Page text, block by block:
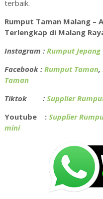
terbaik.
Rumput Taman Malang –
Terlengkap di Malang
Instagram : Rumput Jepang
Facebook : Rumput Taman,
Taman
Tiktok : Supplier
Youtube : Supplier
mini